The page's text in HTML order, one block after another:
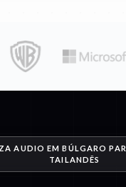
AUDIO EM BÚLGARO
TAILANDÊS